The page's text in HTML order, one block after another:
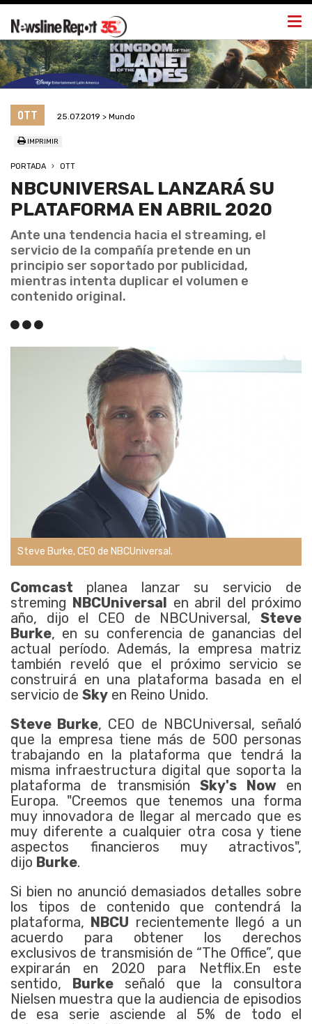
OTT 25.07.2019 > Mundo
IMPRIMIR
PORTADA OTT
NBCUNIVERSAL LANZARÁ SU
PLATAFORMA EN ABRIL 2020
Ante una tendencia hacia el streaming, el
servicio de la compañía pretende en un
principio ser soportado por publicidad,
mientras intenta duplicar el volumen e
contenido original.
Steve Burke, CEO de NBCUniversal.
Comcast planea lanzar su servicio de
streming NBCUniversal en abril del próximo
año, dijo el CEO de NBCUniversal, Steve
Burke, en su conferencia de ganancias del
actual período. Además, la empresa matriz
también reveló que el próximo servicio se
construirá en una plataforma basada en el
servicio de Sky en Reino Unido.
Steve Burke, CEO de NBCUniversal, señaló
que la empresa tiene más de 500 personas
trabajando en la plataforma que tendrá la
misma infraestructura digital que soporta la
plataforma de transmisiónSky's Nowen
Europa. "Creemos que tenemos una forma
muy innovadora de llegar al mercado que es
muy diferente a cualquier otra cosa y tiene
aspectos financieros muy atractivos",
dijo Burke.
Si bien no anunció demasiados detalles sobre
los tipos de contenido que contendrá la
plataforma, NBCU recientemente llegó a un
acuerdo para obtener los derechos
exclusivos de transmisión de “The Office”, que
expirarán en 2020 para Netflix.En este
sentido, Burke señaló que la consultora
Nielsen muestra que la audiencia de episodios
de esa serie asciende al 5% de todo el